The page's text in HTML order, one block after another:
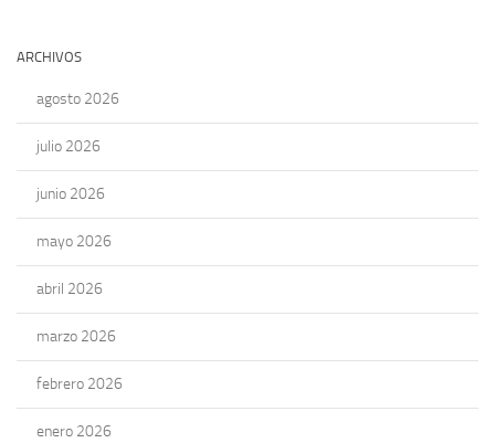
ARCHIVOS
agosto 2026
julio 2026
junio 2026
mayo 2026
abril 2026
marzo 2026
febrero 2026
enero 2026